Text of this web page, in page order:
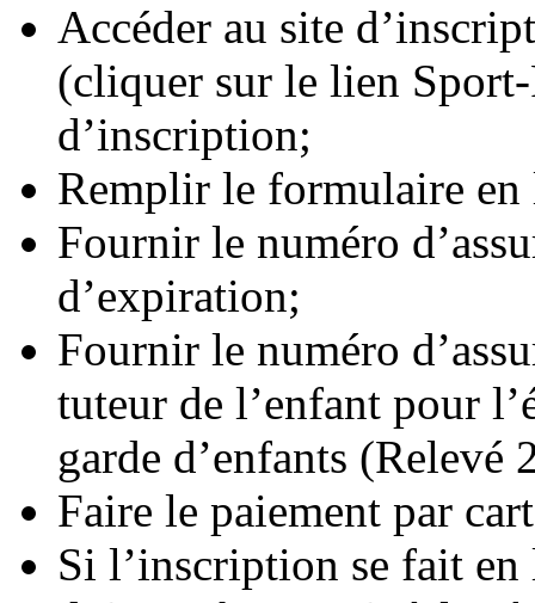
Accéder au site
(cliquer sur le lien
d’inscription;
Remplir le formulaire
Fournir le numéro
d’expiration;
Fournir le numéro
tuteur de l’enfant pour
garde d’enfants (Relevé
Faire le paiement par
Si l’inscription se fait